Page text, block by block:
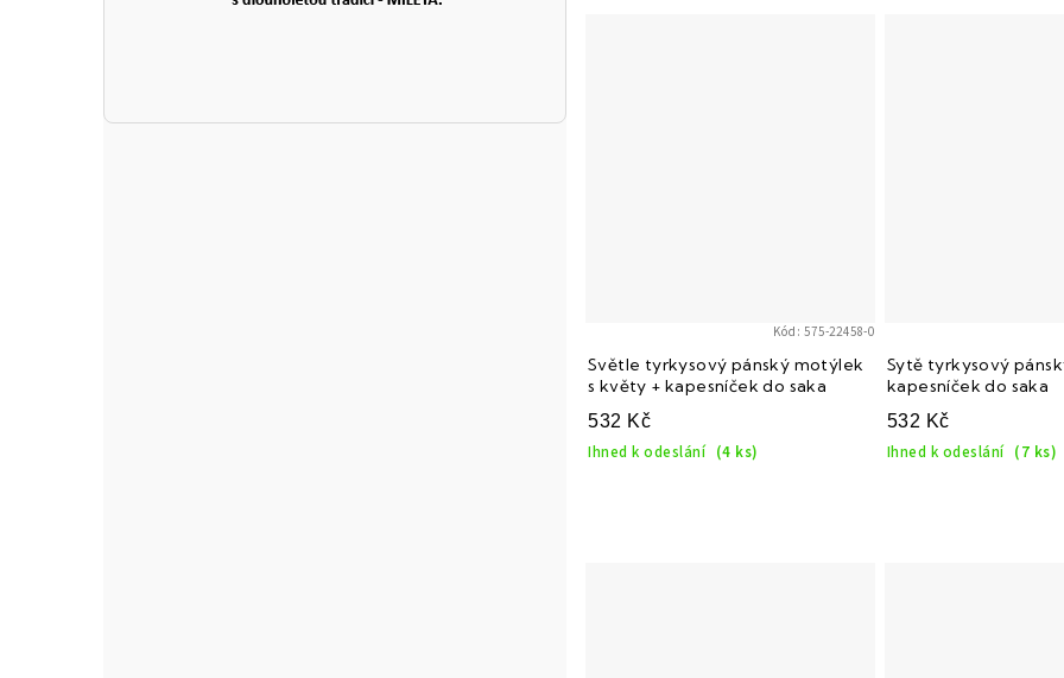
Světle tyrkysový pánský motýlek
s květy + kapesníček do saka
532 Kč
Ihned k odeslání (4 ks)
Kód:575-22458-0
Sytě tyrkysový
kapesníček do saka
532 Kč
Ihned k odeslání (7 ks)